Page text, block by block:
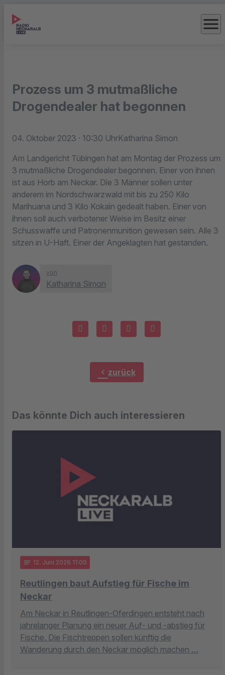
menu
Prozess um 3 mutmaßliche
Drogendealer hat begonnen
04. Oktober 2023 · 10:30 UhrKatharina Simon
Am Landgericht Tübingen hat am Montag der Prozess um
3 mutmaßliche Drogendealer begonnen. Einer von ihnen
ist aus Horb am Neckar. Die 3 Männer sollen unter
anderem im Nordschwarzwald mit bis zu 250 Kilo
Marihuana und 3 Kilo Kokain gedealt haben. Einer von
ihnen soll auch verbotener Weise im Besitz einer
Schusswaffe und Patronenmunition gewesen sein. Alle 3
sitzen in U-Haft. Einer der Angeklagten hat gestanden.
von
Katharina Simon
chevron_left zurück
Das könnte Dich auch interessieren
notes 12. Juni 2026 11:00
Reutlingen baut Aufstieg für Fische im
Neckar
Am Neckar in Reutlingen-Oferdingen entsteht nach
jahrelanger Planung ein neuer Auf- und -abstieg für
Fische. Die Fischtreppen sollen künftig die
Wanderung durch den Neckar möglich machen …